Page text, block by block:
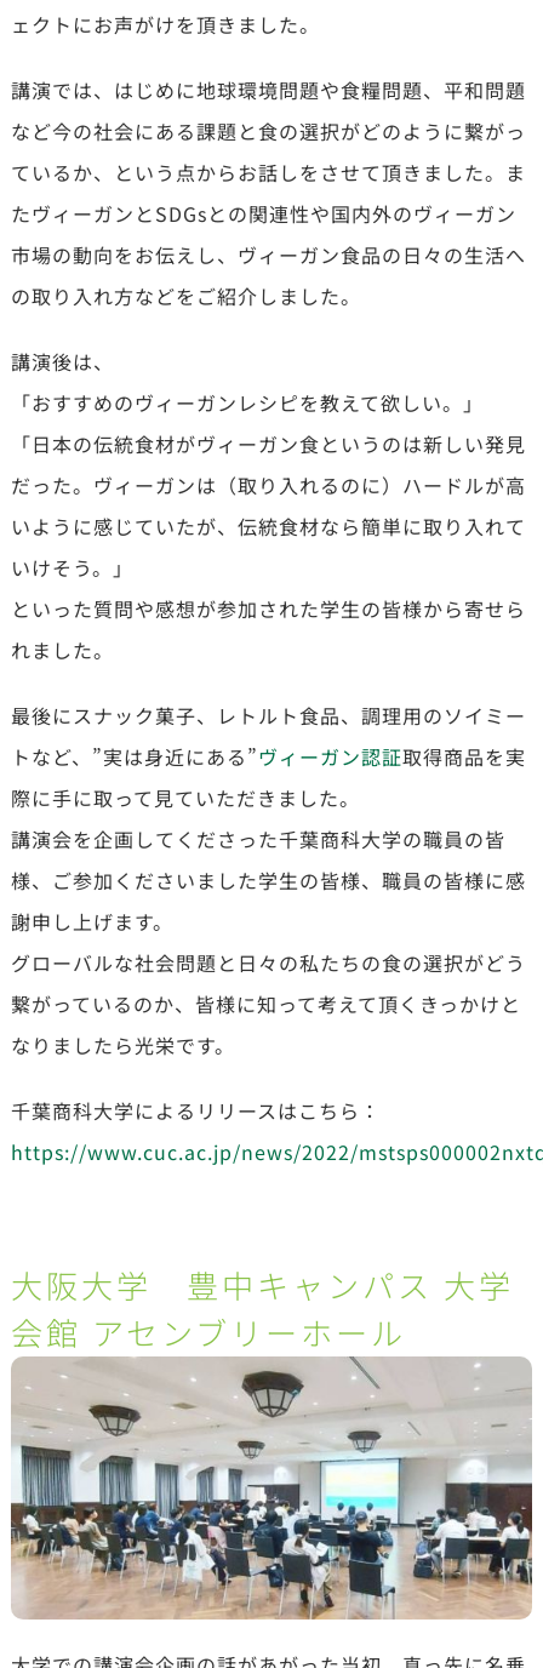
ェクトにお声がけを頂きました。
講演では、はじめに地球環境問題や食糧問題、平和問題
など今の社会にある課題と食の選択がどのように繋がっ
ているか、という点からお話しをさせて頂きました。ま
たヴィーガンとSDGsとの関連性や国内外のヴィーガン
市場の動向をお伝えし、ヴィーガン食品の日々の生活へ
の取り入れ方などをご紹介しました。
講演後は、
「おすすめのヴィーガンレシピを教えて欲しい。」
「日本の伝統食材がヴィーガン食というのは新しい発見
だった。ヴィーガンは（取り入れるのに）ハードルが高
いように感じていたが、伝統食材なら簡単に取り入れて
いけそう。」
といった質問や感想が参加された学生の皆様から寄せら
れました。
最後にスナック菓子、レトルト食品、調理用のソイミー
トなど、”実は身近にある”ヴィーガン認証取得商品を実
際に手に取って見ていただきました。
講演会を企画してくださった千葉商科大学の職員の皆
様、ご参加くださいました学生の皆様、職員の皆様に感
謝申し上げます。
グローバルな社会問題と日々の私たちの食の選択がどう
繋がっているのか、皆様に知って考えて頂くきっかけと
なりましたら光栄です。
千葉商科大学によるリリースはこちら：
https://www.cuc.ac.jp/news/2022/
大阪大学 豊中キャンパス 大学
会館 アセンブリーホール